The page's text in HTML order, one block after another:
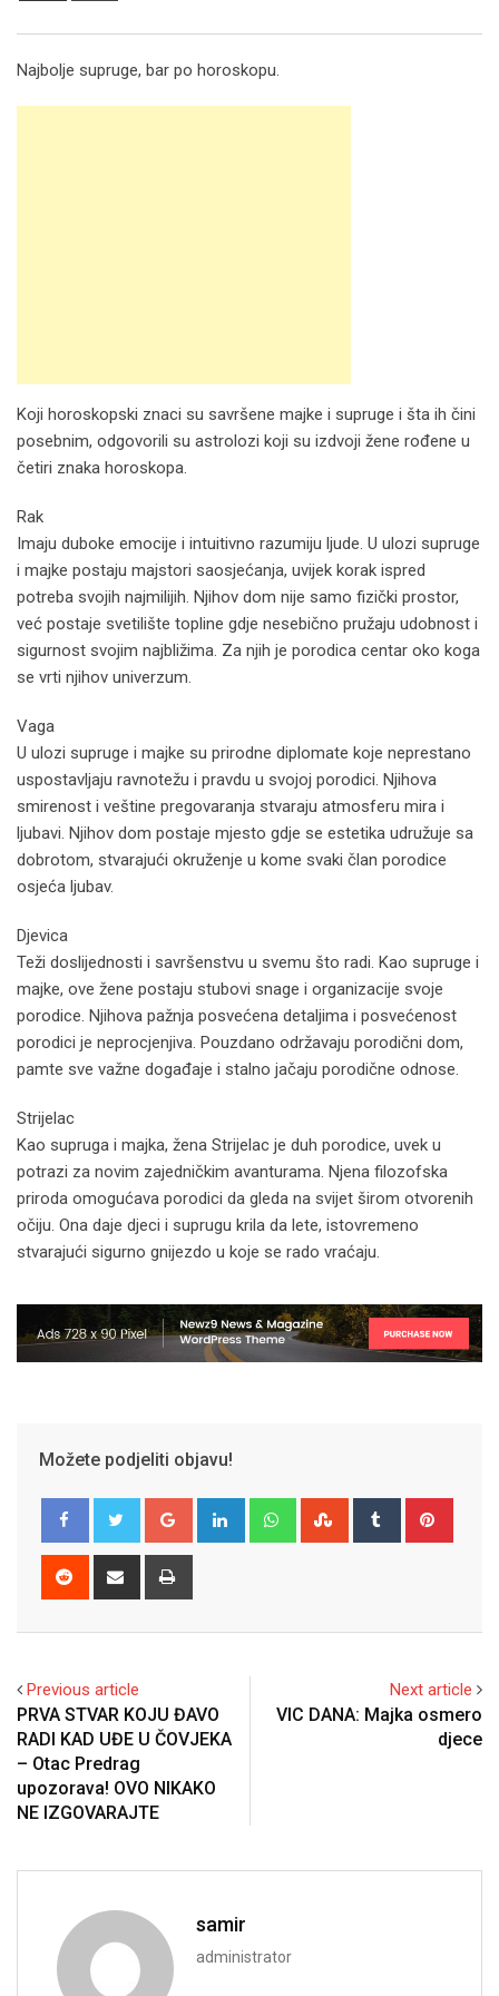
Najbolje supruge, bar po horoskopu.
Koji horoskopski znaci su savršene majke i supruge i šta ih čini
posebnim, odgovorili su astrolozi koji su izdvoji žene rođene u
četiri znaka horoskopa.
Rak
Imaju duboke emocije i intuitivno razumiju ljude. U ulozi supruge
i majke postaju majstori saosjećanja, uvijek korak ispred
potreba svojih najmilijih. Njihov dom nije samo fizički prostor,
već postaje svetilište topline gdje nesebično pružaju udobnost i
sigurnost svojim najbližima. Za njih je porodica centar oko koga
se vrti njihov univerzum.
Vaga
U ulozi supruge i majke su prirodne diplomate koje neprestano
uspostavljaju ravnotežu i pravdu u svojoj porodici. Njihova
smirenost i veštine pregovaranja stvaraju atmosferu mira i
ljubavi. Njihov dom postaje mjesto gdje se estetika udružuje sa
dobrotom, stvarajući okruženje u kome svaki član porodice
osjeća ljubav.
Djevica
Teži doslijednosti i savršenstvu u svemu što radi. Kao supruge i
majke, ove žene postaju stubovi snage i organizacije svoje
porodice. Njihova pažnja posvećena detaljima i posvećenost
porodici je neprocjenjiva. Pouzdano održavaju porodični dom,
pamte sve važne događaje i stalno jačaju porodične odnose.
Strijelac
Kao supruga i majka, žena Strijelac je duh porodice, uvek u
potrazi za novim zajedničkim avanturama. Njena filozofska
priroda omogućava porodici da gleda na svijet širom otvorenih
očiju. Ona daje djeci i suprugu krila da lete, istovremeno
stvarajući sigurno gnijezdo u koje se rado vraćaju.
Možete podjeliti objavu!
Google+ LinkedIn WhatsappStumbleUpon
Tumblr
Reddit
Share
Previous article
PRVA STVAR KOJU ĐAVO
RADI KAD UĐE U ČOVJEKA
– Otac Predrag
upozorava! OVO NIKAKO
NE IZGOVARAJTE
Next article
VIC DANA: Majka osmero
djece
samir
administrator